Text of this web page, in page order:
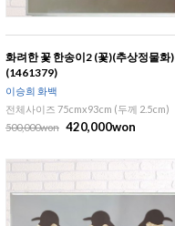
화려한 꽃 한송이2 (꽃)(추상정물화)
(1461379)
이승희 화백
전체사이즈 75cmx93cm (두께 2.5cm)
500,000won 420,000won